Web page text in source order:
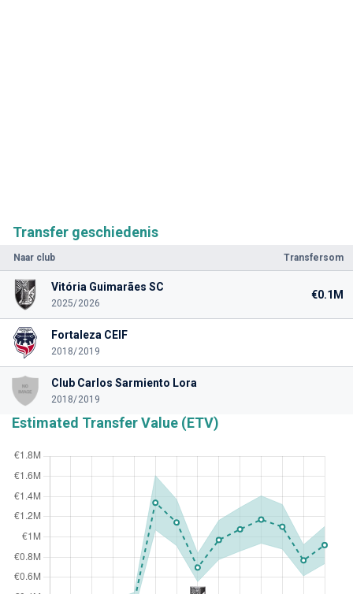
Transfer geschiedenis
Naar club Transfersom
Vitória Guimarães SC
2025/2026
€0.1M
Fortaleza CEIF
2018/2019
Club Carlos Sarmiento Lora
2018/2019
Estimated Transfer Value (ETV)